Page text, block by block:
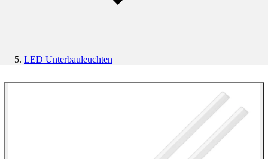
LED Unterbauleuchten